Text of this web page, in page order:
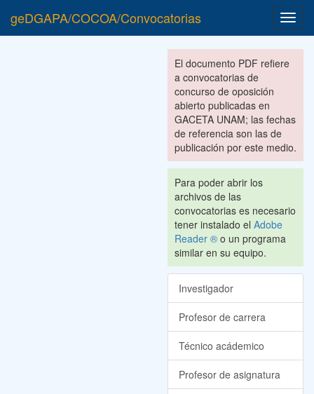
geDGAPA/COCOA/Convocatorias
El documento PDF refiere
a convocatorias de
concurso de oposición
abierto publicadas en
GACETA UNAM; las fechas
de referencia son las de
publicación por este medio.
Para poder abrir los
archivos de las
convocatorias es necesario
tener instalado el Adobe
Reader ® o un programa
similar en su equipo.
Investigador
Profesor de carrera
Técnico acádemico
Profesor de asignatura